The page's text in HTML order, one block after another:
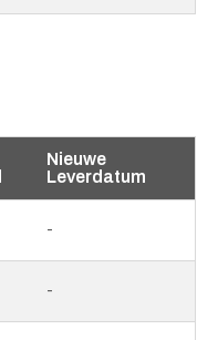
Nieuwe
Leverdatum
-
-